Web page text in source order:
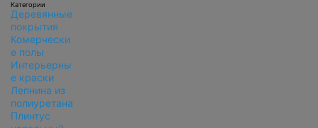
Категории
Деревянные
покрытия
Комерчески
е полы
Интерьерны
е краски
Лепнина из
полиуретана
Плинтус